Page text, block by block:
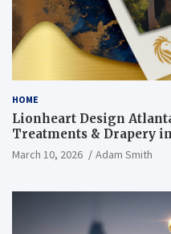
HOME
Lionheart Design
Treatments & Drapery
March 10, 2026 Adam Smith